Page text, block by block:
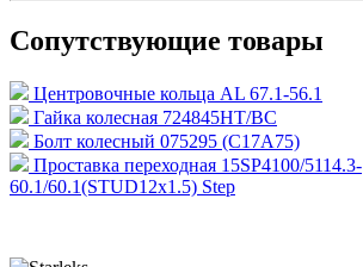
Сопутствующие товары
Центровочные кольца AL 67.1-56.1
Гайка колесная 724845HT/BC
Болт колесный 075295 (C17A75)
Проставка переходная 15SP4100/5114.3-
60.1/60.1(STUD12х1.5) Step